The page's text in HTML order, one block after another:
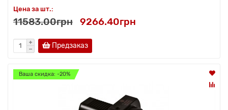
Цена за шт.:
11583.00грн 9266.40грн
Предзаказ
Ваша скидка: -20%